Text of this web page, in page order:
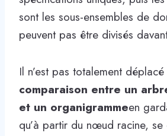
sont les sous-ensembles de
peuvent pas être divisés
Il n’est pas totalement
comparaison entre un
et un organigrammeen
qu’à partir du nœud racine,